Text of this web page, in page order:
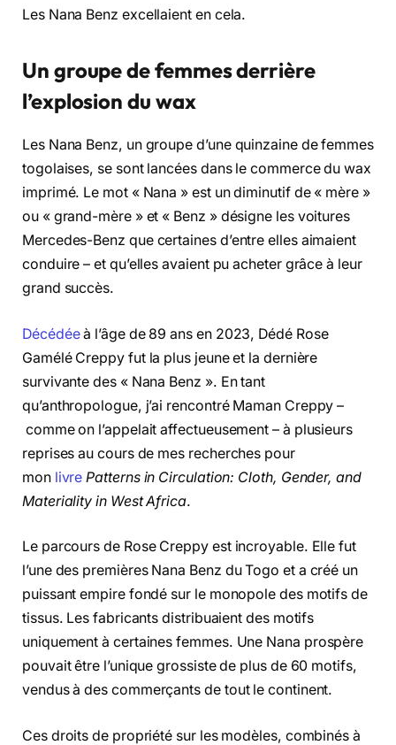
Les Nana Benz excellaient en cela.
Un groupe de femmes derrière
l’explosion du wax
Les Nana Benz, un groupe d’une quinzaine de femmes
togolaises, se sont lancées dans le commerce du wax
imprimé. Le mot « Nana » est un diminutif de « mère »
ou « grand-mère » et « Benz » désigne les voitures
Mercedes-Benz que certaines d’entre elles aimaient
conduire – et qu’elles avaient pu acheter grâce à leur
grand succès.
Décédéeà l’âge de 89 ans en 2023, Dédé Rose
Gamélé Creppy fut la plus jeune et la dernière
survivante des « Nana Benz ». En tant
qu’anthropologue, j’ai rencontré Maman Creppy –
comme on l’appelait affectueusement – à plusieurs
reprises au cours de mes recherches pour
mon livre Patterns in Circulation: Cloth, Gender, and
Materiality in West Africa.
Le parcours de Rose Creppy est incroyable. Elle fut
l’une des premières Nana Benz du Togo et a créé un
puissant empire fondé sur le monopole des motifs de
tissus. Les fabricants distribuaient des motifs
uniquement à certaines femmes. Une Nana prospère
pouvait être l’unique grossiste de plus de 60 motifs,
vendus à des commerçants de tout le continent.
Ces droits de propriété sur les modèles, combinés à